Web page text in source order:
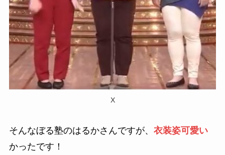
X
そんなぼる塾のはるかさんですが、 衣装姿可愛い
かったです！